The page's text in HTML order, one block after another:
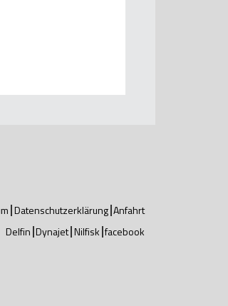
Datenschutzerklärung Anfahrt
Delfin Dynajet Nilfisk facebook